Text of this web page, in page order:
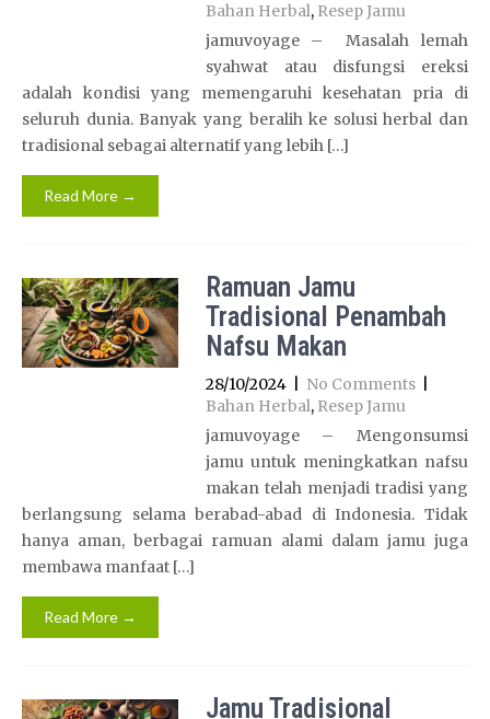
Bahan Herbal, Resep Jamu
jamuvoyage – Masalah lemah
syahwat atau disfungsi ereksi
adalah kondisi yang memengaruhi kesehatan pria di
seluruh dunia. Banyak yang beralih ke solusi herbal dan
tradisional sebagai alternatif yang lebih […]
Read More →
Ramuan Jamu
Tradisional Penambah
Nafsu Makan
28/10/2024 No Comments
Bahan Herbal, Resep Jamu
jamuvoyage – Mengonsumsi
jamu untuk meningkatkan nafsu
makan telah menjadi tradisi yang
berlangsung selama berabad-abad di Indonesia. Tidak
hanya aman, berbagai ramuan alami dalam jamu juga
membawa manfaat […]
Read More →
Jamu Tradisional